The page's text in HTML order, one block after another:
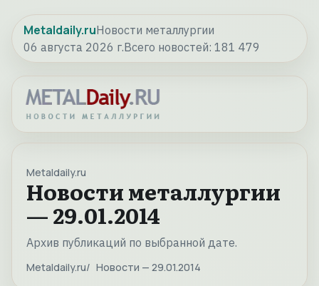
Metaldaily.ruНовости металлургии
06 августа 2026 г.Всего новостей: 181 479
Metaldaily.ru
Новости металлургии
— 29.01.2014
Архив публикаций по выбранной дате.
Metaldaily.ru Новости — 29.01.2014